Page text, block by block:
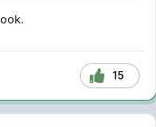
15